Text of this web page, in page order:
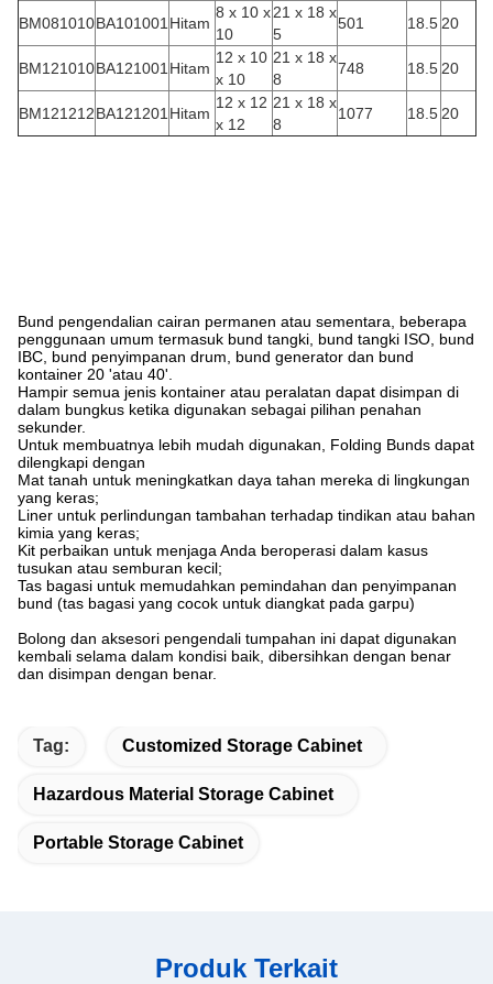
BM081010BA101001 Hitam
8 x 10 x
10
21 x 18 x
5
501 18.5 20
BM121010BA121001 Hitam
12 x 10
x 10
21 x 18 x
8
748 18.5 20
BM121212BA121201 Hitam
12 x 12
x 12
21 x 18 x
8
1077 18.5 20
Bund pengendalian cairan permanen atau sementara, beberapa
penggunaan umum termasuk bund tangki, bund tangki ISO, bund
IBC, bund penyimpanan drum, bund generator dan bund
kontainer 20 'atau 40'.
Hampir semua jenis kontainer atau peralatan dapat disimpan di
dalam bungkus ketika digunakan sebagai pilihan penahan
sekunder.
Untuk membuatnya lebih mudah digunakan, Folding Bunds dapat
dilengkapi dengan
Mat tanah untuk meningkatkan daya tahan mereka di lingkungan
yang keras;
Liner untuk perlindungan tambahan terhadap tindikan atau bahan
kimia yang keras;
Kit perbaikan untuk menjaga Anda beroperasi dalam kasus
tusukan atau semburan kecil;
Tas bagasi untuk memudahkan pemindahan dan penyimpanan
bund (tas bagasi yang cocok untuk diangkat pada garpu)
Bolong dan aksesori pengendali tumpahan ini dapat digunakan
kembali selama dalam kondisi baik, dibersihkan dengan benar
dan disimpan dengan benar.
Tag: Customized Storage Cabinet
Hazardous Material Storage Cabinet
Portable Storage Cabinet
Produk Terkait